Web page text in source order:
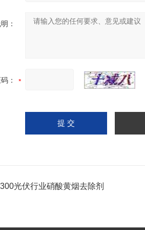
：
：
光伏行业硝酸黄烟去除剂